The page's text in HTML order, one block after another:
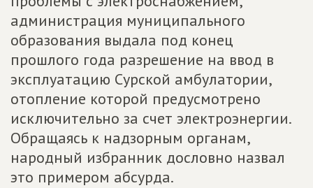
администрация муниципального
образования выдала под конец
прошлого года разрешение на ввод в
эксплуатацию Сурской амбулатории,
отопление которой предусмотрено
исключительно за счет электроэнергии.
Обращаясь к надзорным органам,
народный избранник дословно назвал
это примером абсурда.